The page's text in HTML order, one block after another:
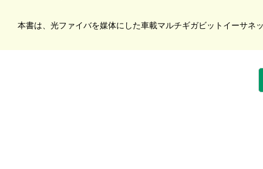
本書は、光ファイバを媒体にした車載マルチギガビットイーサネ